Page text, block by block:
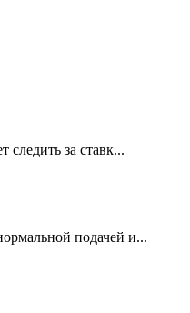
следить за ставк...
подачей и...